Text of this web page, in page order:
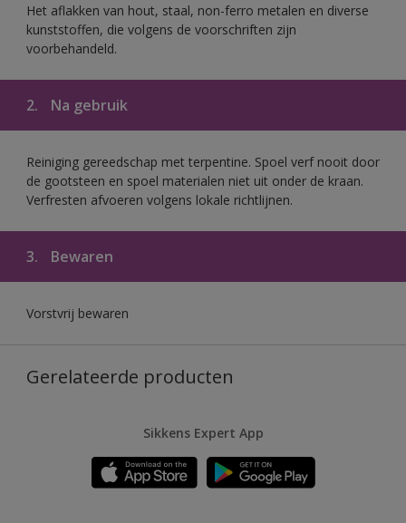
Het aflakken van hout, staal, non-ferro metalen en diverse
kunststoffen, die volgens de voorschriften zijn
voorbehandeld.
2. Na gebruik
Reiniging gereedschap met terpentine. Spoel verf nooit door
de gootsteen en spoel materialen niet uit onder de kraan.
Verfresten afvoeren volgens lokale richtlijnen.
3. Bewaren
Vorstvrij bewaren
Gerelateerde producten
Sikkens Expert App